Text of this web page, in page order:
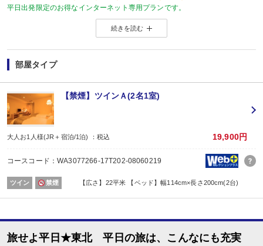
平日出発限定のお得なインターネット専用プランです。
価格を抑えたい！人が多い土日祝日を避けてゆったり旅をしたい！
◆ ◇ ◆ ◇ ◆ ◇ ◆ ◇ ◆
※やまびこ列車のみ選択可能なプランとなりますので、ご了承ください。
続きを読む
部屋タイプ
【禁煙】ツインＡ(2名1室)
大人お1人様(JR＋宿泊/1泊) ：税込 19,900円
コースコード：WA3077266-17T202-08060219
ツイン 禁煙 【広さ】22平米 【ベッド】幅114cm×長さ200cm(2台)
旅せよ平日★東北 平日の旅は、こんなにも充実